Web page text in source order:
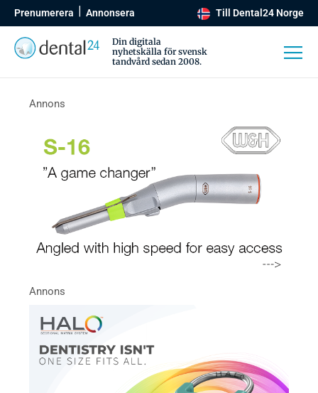
Prenumerera Annonsera Till Dental24 Norge
Din digitala
nyhetskälla för svensk
tandvård sedan 2008.